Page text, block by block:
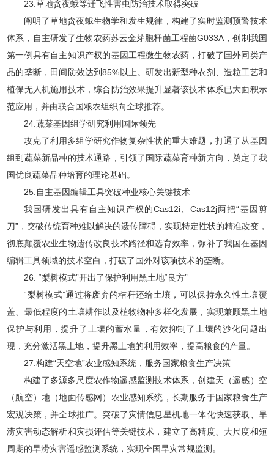
23.草地贪夜蛾等迁飞性害虫防治技术取得突破
阐明了草地贪夜蛾生物学和发生规律，构建了实时监测预警技术
体系，自主研发了生物农药苏云金芽胞杆菌工程菌G033A，创制我国
第一例具有自主知识产权的基因工程微生物农药，打破了国外同类产
品的垄断，田间防效达到85%以上。研发出新型种衣剂、造粒工艺和
植保无人机施用技术，综合防治效果提升显著该技术体系已大面积示
范应用，并由联合国粮农组织向全球推荐。
24.蔬菜基因组学研究利用国际领先
攻克了利用多组学研究作物复杂性状的重大难题，打通了从基因
组到蔬菜新品种的技术通路，引领了国际蔬菜育种新方向，奠定了我
国优良蔬菜品种培育的理论基础。
25.自主基因编辑工具突破种业核心关键技术
我国研发出具有自主知识产权的Cas12i、Cas12j两把“基因剪
刀”，突破传统育种难以解决的遗传障碍，实现特定性状的精准改变，
彻底颠覆农业生物遗传改良技术路径和选育效率，弥补了我国在基因
编辑工具领域的技术空白，打破了国外对该项技术的垄断。
26. “梨树模式”开出了保护利用黑土地“良方”
“梨树模式”通过将废弃的秸秆还给土壤，可以保持永久性土壤覆
盖、最低程度的土壤耕作以及植物物种多样化发展，实现兼顾黑土地
保护与利用，提升了土壤的蓄水量，有效抑制了土壤的沙化问题出
现，充分激活黑土地，提升黑土地的利用效率，提高粮食的产量。
27.构建“天空地”农业感知系统，服务国家粮食生产决策
构建了多源多尺度农作物遥感监测技术体系，创建天（遥感）空
（航空）地（地面传感网）农业感知系统，长期服务于国家粮食生产
宏观决策，并全球推广。突破了灾情信息星机地一体化快速获取、旱
涝灾害动态解析和灾损评估等关键技术，建立了高精度、大尺度和短
周期的旱涝灾害遥感监测系统，实现全国旱灾常规监测。